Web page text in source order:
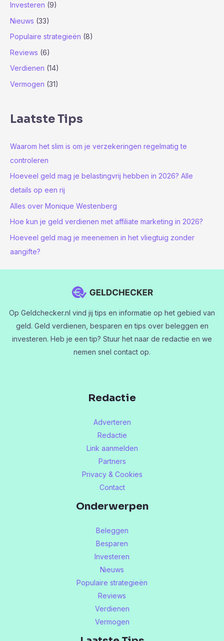
Investeren (9)
Nieuws (33)
Populaire strategieën (8)
Reviews (6)
Verdienen (14)
Vermogen (31)
Laatste Tips
Waarom het slim is om je verzekeringen regelmatig te
controleren
Hoeveel geld mag je belastingvrij hebben in 2026? Alle
details op een rij
Alles over Monique Westenberg
Hoe kun je geld verdienen met affiliate marketing in 2026?
Hoeveel geld mag je meenemen in het vliegtuig zonder
aangifte?
Op Geldchecker.nl vind jij tips en informatie op het gebied van
geld. Geld verdienen, besparen en tips over beleggen en
investeren. Heb je een tip? Stuur het naar de redactie en we
nemen snel contact op.
Redactie
Adverteren
Redactie
Link aanmelden
Partners
Privacy & Cookies
Contact
Onderwerpen
Beleggen
Besparen
Investeren
Nieuws
Populaire strategieën
Reviews
Verdienen
Vermogen